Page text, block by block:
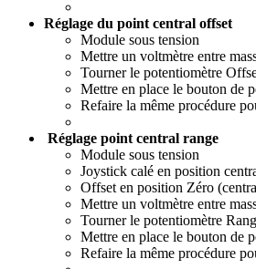
Réglage du point central offset
Module sous tension
Mettre un voltmètre entre
Tourner le potentiomètre
Mettre en place le bouton de
Refaire la même procédure
Réglage point central range
Module sous tension
Joystick calé en position
Offset en position Zéro
Mettre un voltmètre entre
Tourner le potentiomètre
Mettre en place le bouton de
Refaire la même procédure